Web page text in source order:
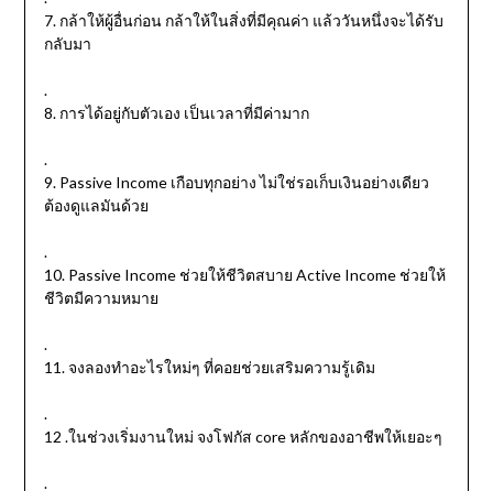
7. กล้าให้ผู้อื่นก่อน กล้าให้ในสิ่งที่มีคุณค่า แล้ววันหนึ่งจะได้รับ
กลับมา
.
8. การได้อยู่กับตัวเอง เป็นเวลาที่มีค่ามาก
.
9. Passive Income เกือบทุกอย่าง ไม่ใช่รอเก็บเงินอย่างเดียว
ต้องดูแลมันด้วย
.
10. Passive Income ช่วยให้ชีวิตสบาย Active Income ช่วยให้
ชีวิตมีความหมาย
.
11. จงลองทำอะไรใหม่ๆ ที่คอยช่วยเสริมความรู้เดิม
.
12 .ในช่วงเริ่มงานใหม่ จงโฟกัส core หลักของอาชีพให้เยอะๆ
.